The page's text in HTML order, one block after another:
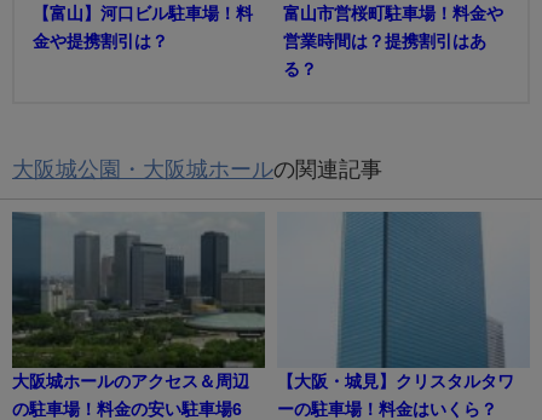
【富山】河口ビル駐車場！料
金や提携割引は？
富山市営桜町駐車場！料金や
営業時間は？提携割引はあ
る？
大阪城公園・大阪城ホールの関連記事
大阪城ホールのアクセス＆周辺
の駐車場！料金の安い駐車場6
【大阪・城見】クリスタルタワ
ーの駐車場！料金はいくら？